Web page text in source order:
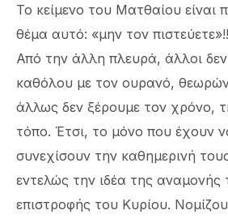
Το κείμενο του Ματθαίου είναι
θέμα αυτό: «μην τον
Από την άλλη πλευρά, άλλοι
καθόλου με τον ουρανό,
άλλως δεν ξέρουμε τον χρόνο,
τόπο. Έτσι, το μόνο που έχουν
συνεχίσουν την καθημερινή
εντελώς την ιδέα της αναμονής
επιστροφής του Κυρίου.